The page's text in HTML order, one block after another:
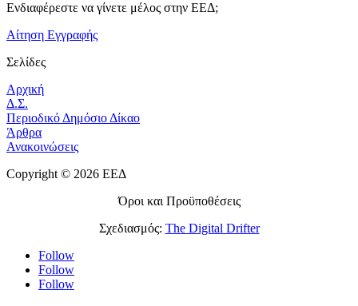
Ενδιαφέρεστε να γίνετε μέλος στην ΕΕΔ;
Αίτηση Εγγραφής
Σελίδες
Αρχική
Δ.Σ.
Περιοδικό Δημόσιο Δίκαο
Άρθρα
Ανακοινώσεις
Copyright © 2026 ΕΕΔ
Όροι και Προϋποθέσεις
Σχεδιασμός: The Digital Drifter
Follow
Follow
Follow